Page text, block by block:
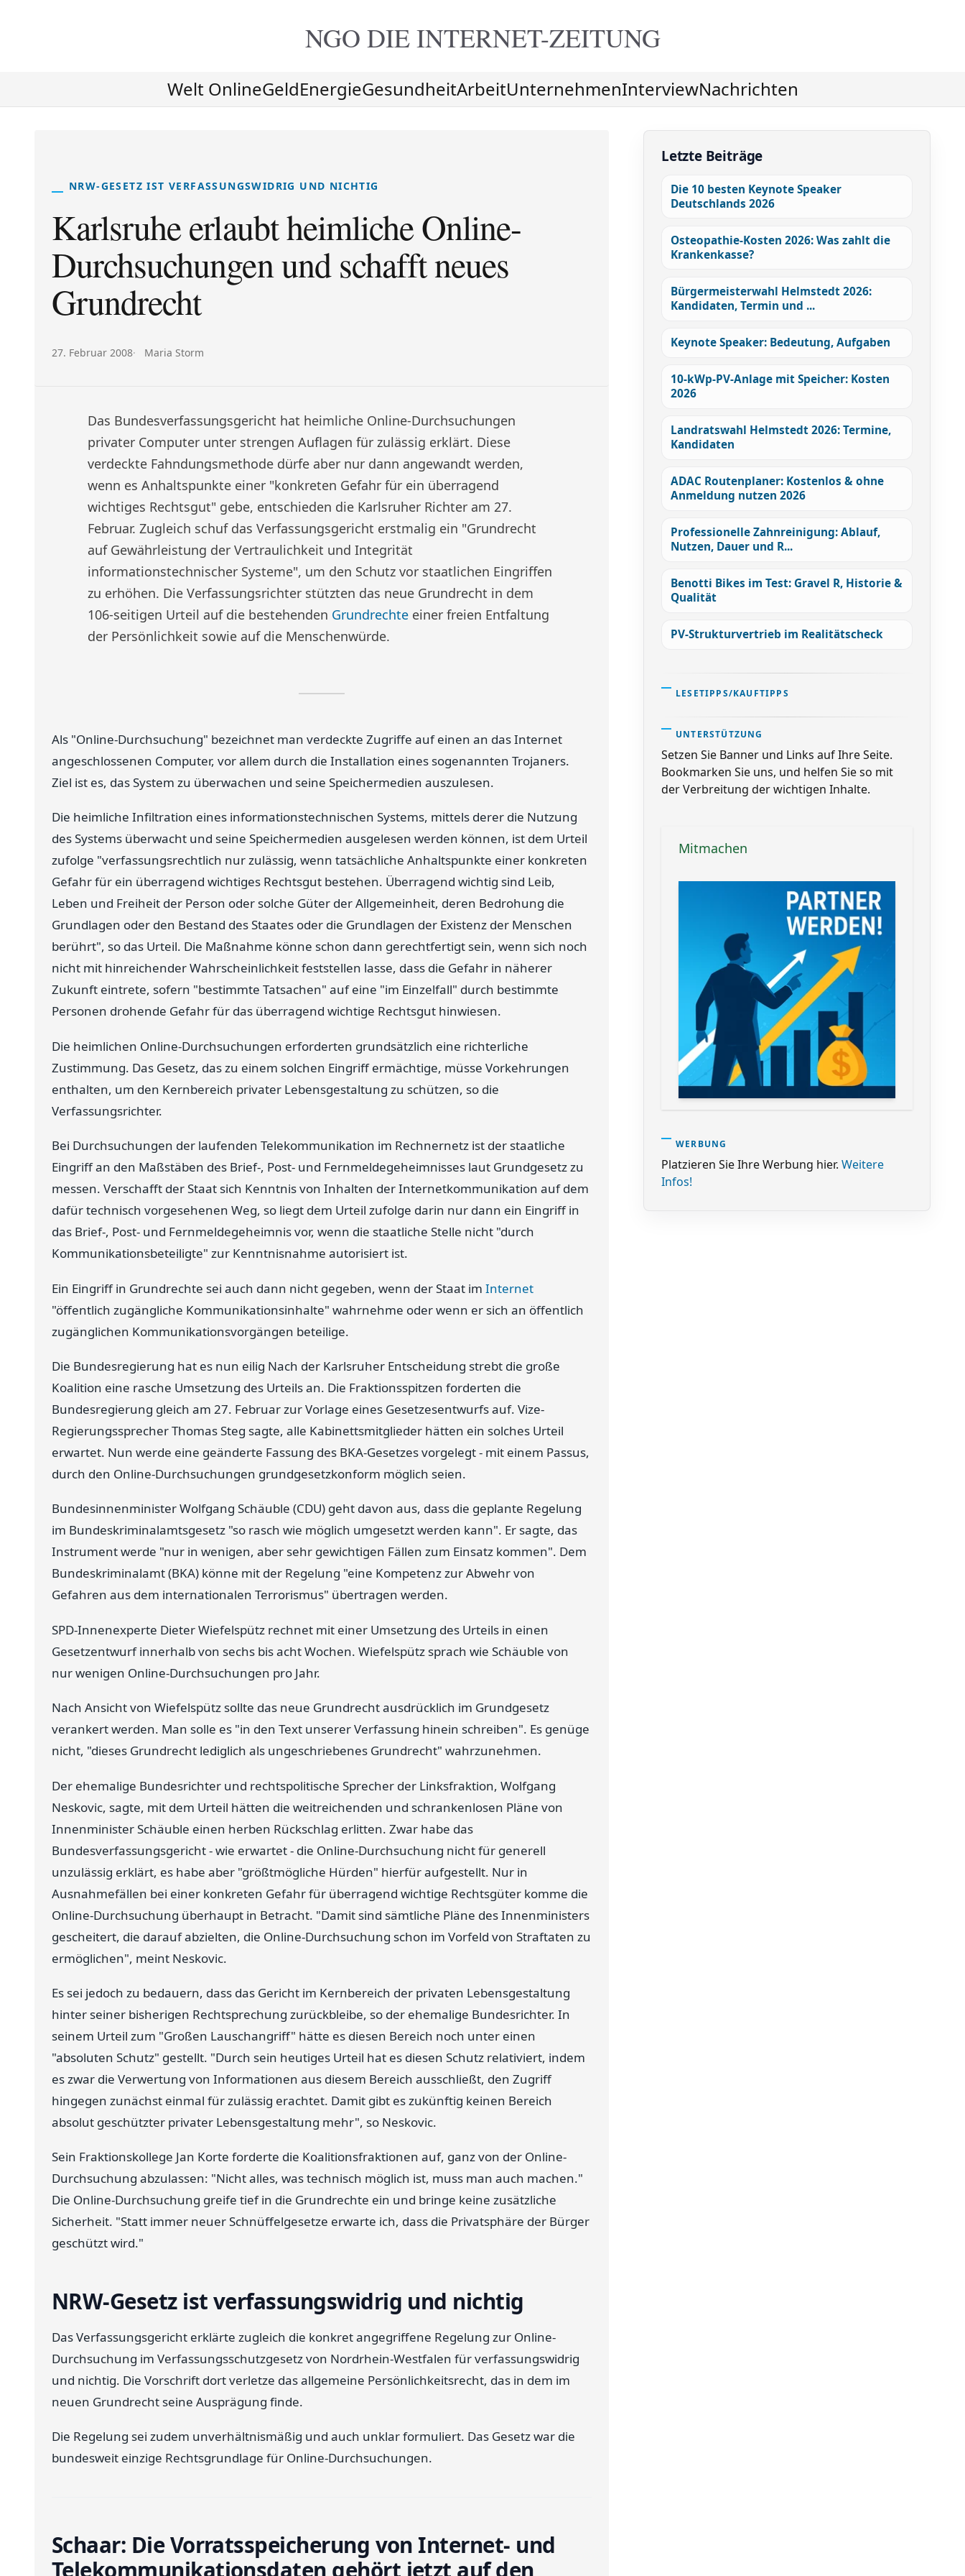
NGO DIEINTERNET-ZEITUNG
Welt OnlineGeldEnergieGesundheitArbeitUnternehmenInterviewNachrichten
NRW-GESETZ IST VERFASSUNGSWIDRIG UND NICHTIG
Karlsruhe erlaubt heimliche Online-
Durchsuchungen und schafft neues
Grundrecht
Veröffentlicht am:
27. Februar 2008 Autor:
Maria Storm
Das Bundesverfassungsgericht hat heimliche Online-Durchsuchungen
privater Computer unter strengen Auflagen für zulässig erklärt. Diese
verdeckte Fahndungsmethode dürfe aber nur dann angewandt werden,
wenn es Anhaltspunkte einer "konkreten Gefahr für ein überragend
wichtiges Rechtsgut" gebe, entschieden die Karlsruher Richter am 27.
Februar. Zugleich schuf das Verfassungsgericht erstmalig ein "Grundrecht
auf Gewährleistung der Vertraulichkeit und Integrität
informationstechnischer Systeme", um den Schutz vor staatlichen Eingriffen
zu erhöhen. Die Verfassungsrichter stützten das neue Grundrecht in dem
106-seitigen Urteil auf die bestehenden Grundrechte einer freien Entfaltung
der Persönlichkeit sowie auf die Menschenwürde.
Als "Online-Durchsuchung" bezeichnet man verdeckte Zugriffe auf einen an das Internet
angeschlossenen Computer, vor allem durch die Installation eines sogenannten Trojaners.
Ziel ist es, das System zu überwachen und seine Speichermedien auszulesen.
Die heimliche Infiltration eines informationstechnischen Systems, mittels derer die Nutzung
des Systems überwacht und seine Speichermedien ausgelesen werden können, ist dem Urteil
zufolge "verfassungsrechtlich nur zulässig, wenn tatsächliche Anhaltspunkte einer konkreten
Gefahr für ein überragend wichtiges Rechtsgut bestehen. Überragend wichtig sind Leib,
Leben und Freiheit der Person oder solche Güter der Allgemeinheit, deren Bedrohung die
Grundlagen oder den Bestand des Staates oder die Grundlagen der Existenz der Menschen
berührt", so das Urteil. Die Maßnahme könne schon dann gerechtfertigt sein, wenn sich noch
nicht mit hinreichender Wahrscheinlichkeit feststellen lasse, dass die Gefahr in näherer
Zukunft eintrete, sofern "bestimmte Tatsachen" auf eine "im Einzelfall" durch bestimmte
Personen drohende Gefahr für das überragend wichtige Rechtsgut hinwiesen.
Die heimlichen Online-Durchsuchungen erforderten grundsätzlich eine richterliche
Zustimmung. Das Gesetz, das zu einem solchen Eingriff ermächtige, müsse Vorkehrungen
enthalten, um den Kernbereich privater Lebensgestaltung zu schützen, so die
Verfassungsrichter.
Bei Durchsuchungen der laufenden Telekommunikation im Rechnernetz ist der staatliche
Eingriff an den Maßstäben des Brief-, Post- und Fernmeldegeheimnisses laut Grundgesetz zu
messen. Verschafft der Staat sich Kenntnis von Inhalten der Internetkommunikation auf dem
dafür technisch vorgesehenen Weg, so liegt dem Urteil zufolge darin nur dann ein Eingriff in
das Brief-, Post- und Fernmeldegeheimnis vor, wenn die staatliche Stelle nicht "durch
Kommunikationsbeteiligte" zur Kenntnisnahme autorisiert ist.
Ein Eingriff in Grundrechte sei auch dann nicht gegeben, wenn der Staat im Internet
"öffentlich zugängliche Kommunikationsinhalte" wahrnehme oder wenn er sich an öffentlich
zugänglichen Kommunikationsvorgängen beteilige.
Die Bundesregierung hat es nun eilig Nach der Karlsruher Entscheidung strebt die große
Koalition eine rasche Umsetzung des Urteils an. Die Fraktionsspitzen forderten die
Bundesregierung gleich am 27. Februar zur Vorlage eines Gesetzesentwurfs auf. Vize-
Regierungssprecher Thomas Steg sagte, alle Kabinettsmitglieder hätten ein solches Urteil
erwartet. Nun werde eine geänderte Fassung des BKA-Gesetzes vorgelegt - mit einem Passus,
durch den Online-Durchsuchungen grundgesetzkonform möglich seien.
Bundesinnenminister Wolfgang Schäuble (CDU) geht davon aus, dass die geplante Regelung
im Bundeskriminalamtsgesetz "so rasch wie möglich umgesetzt werden kann". Er sagte, das
Instrument werde "nur in wenigen, aber sehr gewichtigen Fällen zum Einsatz kommen". Dem
Bundeskriminalamt (BKA) könne mit der Regelung "eine Kompetenz zur Abwehr von
Gefahren aus dem internationalen Terrorismus" übertragen werden.
SPD-Innenexperte Dieter Wiefelspütz rechnet mit einer Umsetzung des Urteils in einen
Gesetzentwurf innerhalb von sechs bis acht Wochen. Wiefelspütz sprach wie Schäuble von
nur wenigen Online-Durchsuchungen pro Jahr.
Nach Ansicht von Wiefelspütz sollte das neue Grundrecht ausdrücklich im Grundgesetz
verankert werden. Man solle es "in den Text unserer Verfassung hinein schreiben". Es genüge
nicht, "dieses Grundrecht lediglich als ungeschriebenes Grundrecht" wahrzunehmen.
Der ehemalige Bundesrichter und rechtspolitische Sprecher der Linksfraktion, Wolfgang
Neskovic, sagte, mit dem Urteil hätten die weitreichenden und schrankenlosen Pläne von
Innenminister Schäuble einen herben Rückschlag erlitten. Zwar habe das
Bundesverfassungsgericht - wie erwartet - die Online-Durchsuchung nicht für generell
unzulässig erklärt, es habe aber "größtmögliche Hürden" hierfür aufgestellt. Nur in
Ausnahmefällen bei einer konkreten Gefahr für überragend wichtige Rechtsgüter komme die
Online-Durchsuchung überhaupt in Betracht. "Damit sind sämtliche Pläne des Innenministers
gescheitert, die darauf abzielten, die Online-Durchsuchung schon im Vorfeld von Straftaten zu
ermöglichen", meint Neskovic.
Es sei jedoch zu bedauern, dass das Gericht im Kernbereich der privaten Lebensgestaltung
hinter seiner bisherigen Rechtsprechung zurückbleibe, so der ehemalige Bundesrichter. In
seinem Urteil zum "Großen Lauschangriff" hätte es diesen Bereich noch unter einen
"absoluten Schutz" gestellt. "Durch sein heutiges Urteil hat es diesen Schutz relativiert, indem
es zwar die Verwertung von Informationen aus diesem Bereich ausschließt, den Zugriff
hingegen zunächst einmal für zulässig erachtet. Damit gibt es zukünftig keinen Bereich
absolut geschützter privater Lebensgestaltung mehr", so Neskovic.
Sein Fraktionskollege Jan Korte forderte die Koalitionsfraktionen auf, ganz von der Online-
Durchsuchung abzulassen: "Nicht alles, was technisch möglich ist, muss man auch machen."
Die Online-Durchsuchung greife tief in die Grundrechte ein und bringe keine zusätzliche
Sicherheit. "Statt immer neuer Schnüffelgesetze erwarte ich, dass die Privatsphäre der Bürger
geschützt wird."
NRW-Gesetz ist verfassungswidrig und nichtig
Das Verfassungsgericht erklärte zugleich die konkret angegriffene Regelung zur Online-
Durchsuchung im Verfassungsschutzgesetz von Nordrhein-Westfalen für verfassungswidrig
und nichtig. Die Vorschrift dort verletze das allgemeine Persönlichkeitsrecht, das in dem im
neuen Grundrecht seine Ausprägung finde.
Die Regelung sei zudem unverhältnismäßig und auch unklar formuliert. Das Gesetz war die
bundesweit einzige Rechtsgrundlage für Online-Durchsuchungen.
Schaar: Die Vorratsspeicherung von Internet- und
Telekommunikationsdaten gehört jetzt auf den
Letzte Beiträge
Die 10 besten Keynote Speaker
Deutschlands 2026
Osteopathie-Kosten 2026: Was zahlt die
Krankenkasse?
Bürgermeisterwahl Helmstedt 2026:
Kandidaten, Termin und ...
Keynote Speaker: Bedeutung, Aufgaben
10-kWp-PV-Anlage mit Speicher: Kosten
2026
Landratswahl Helmstedt 2026: Termine,
Kandidaten
ADAC Routenplaner: Kostenlos & ohne
Anmeldung nutzen 2026
Professionelle Zahnreinigung: Ablauf,
Nutzen, Dauer und R...
Benotti Bikes im Test: Gravel R, Historie &
Qualität
PV-Strukturvertrieb im Realitätscheck
LESETIPPS/KAUFTIPPS
UNTERSTÜTZUNG
Setzen Sie Banner und Links auf Ihre Seite.
Bookmarken Sie uns, und helfen Sie so mit
der Verbreitung der wichtigen Inhalte.
Mitmachen
WERBUNG
Platzieren Sie Ihre Werbung hier. Weitere
Infos!